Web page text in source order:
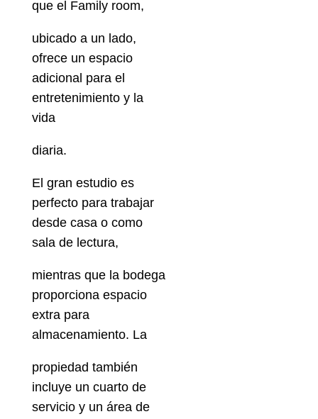
que el Family room,
ubicado a un lado,
ofrece un espacio
adicional para el
entretenimiento y la
vida
diaria.
El gran estudio es
perfecto para trabajar
desde casa o como
sala de lectura,
mientras que la bodega
proporciona espacio
extra para
almacenamiento. La
propiedad también
incluye un cuarto de
servicio y un área de